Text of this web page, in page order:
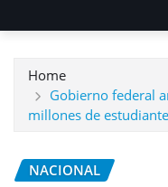
Home
Gobierno federal
millones de
NACIONAL